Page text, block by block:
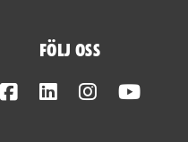
Följ oss
FacebookLinkedInInstagram